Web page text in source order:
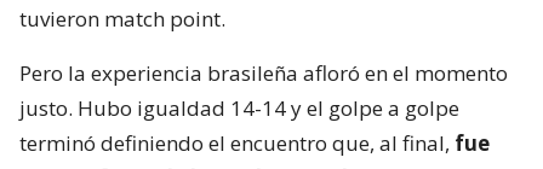
tuvieron match point.
Pero la experiencia brasileña afloró en el momento
justo. Hubo igualdad 14-14 y el golpe a golpe
terminó definiendo el encuentro que, al final, fue